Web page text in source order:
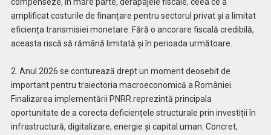
amplificat costurile de finanțare pentru sectorul privat și a limitat
eficiența transmisiei monetare. Fără o ancorare fiscală credibilă,
aceasta riscă să rămână limitată și în perioada următoare.
2. Anul 2026 se conturează drept un moment deosebit de
important pentru traiectoria macroeconomică a României.
Finalizarea implementării PNRR reprezintă principala
oportunitate de a corecta deficiențele structurale prin investiții în
infrastructură, digitalizare, energie și capital uman. Concret,